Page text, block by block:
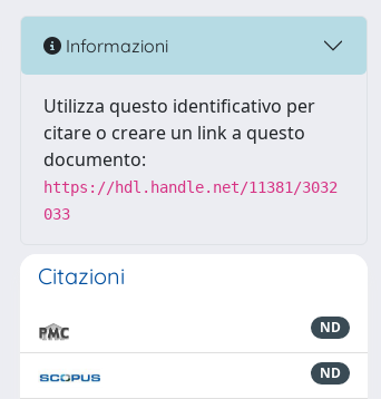
Informazioni
Utilizza questo identificativo per
citare o creare un link a questo
documento:
https://hdl.handle.net/11381/3032
033
Citazioni
ND
ND